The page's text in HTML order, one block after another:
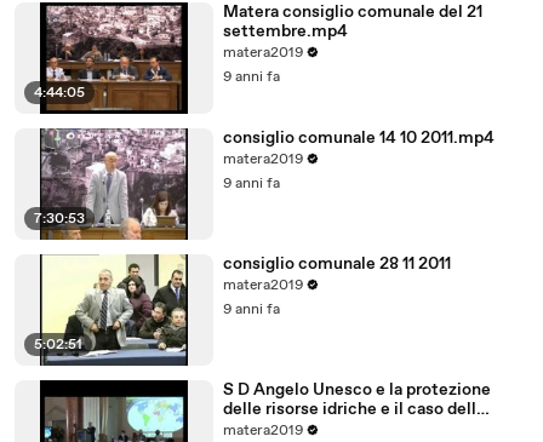
4:44:05
Matera consiglio comunale del 21
settembre.mp4
matera2019
9 anni fa
7:30:53
consiglio comunale 14 10 2011.mp4
matera2019
9 anni fa
5:02:51
consiglio comunale 28 11 2011
matera2019
9 anni fa
S D Angelo Unesco e la protezione
delle risorse idriche e il caso dell
acquifero Toledo in Brasile
matera2019